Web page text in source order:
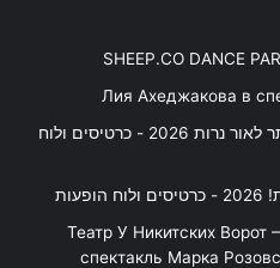
SHEEP.CO DANCE
Лия Ахеджакова в
משופן ועד AC/DC - מופע פסנתר לאור נרות 2026 - כרטיסים ולוח
"Театр У Никитских
спектакль Марка